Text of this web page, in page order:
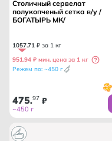
Столичный сервелат
полукопченый сетка в/у /
БОГАТЫРЬ МК/
1057.71 ₽ за 1 кг
951.94 ₽ мин. цена за 1 кг
Режем по: ~450 г
475.97 ₽
~450 г